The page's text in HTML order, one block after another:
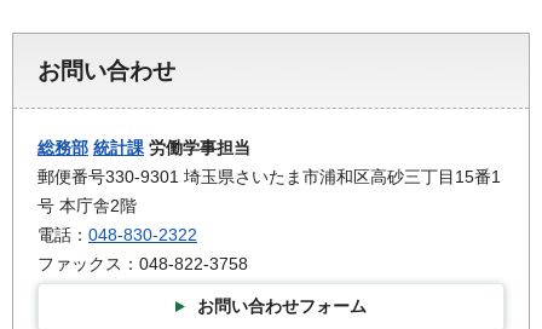
お問い合わせ
総務部 統計課 労働学事担当
郵便番号330-9301 埼玉県さいたま市浦和区高砂三丁目15番1
号 本庁舎2階
電話： 048-830-2322
ファックス：048-822-3758
お問い合わせフォーム